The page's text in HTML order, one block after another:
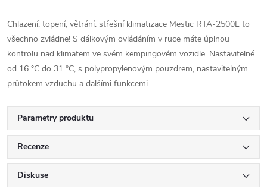
Chlazení, topení, větrání: střešní klimatizace Mestic RTA-2500L to
všechno zvládne! S dálkovým ovládáním v ruce máte úplnou
kontrolu nad klimatem ve svém kempingovém vozidle. Nastavitelné
od 16 °C do 31 °C, s polypropylenovým pouzdrem, nastavitelným
průtokem vzduchu a dalšími funkcemi.
Parametry produktu
Recenze
Diskuse